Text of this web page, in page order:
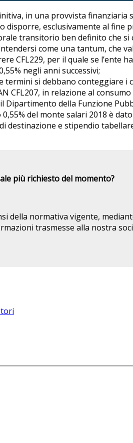
in una provvista finanziaria
esclusivamente al fine
transitorio ben definito che si
come una tantum, che
CFL229, per il quale se l’ente
negli anni successivi;
si debbano conteggiare
in relazione al
della Funzione
del monte salari 2018 è
destinazione e stipendio
più richiesto del momento?
della normativa vigente,
trasmesse alla nostra